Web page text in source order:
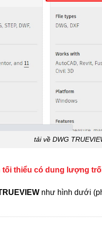
tải về DWG
tối thiểu có dung lượng
như hình dưới